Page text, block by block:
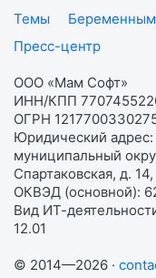
Темы
Беременным
Пресс-центр
ООО «Мам Софт»
ИНН/КПП
ОГРН
Юридический адрес:
муниципальный
Спартаковская, д.
ОКВЭД (основной):
Вид ИТ-
12.01
© 2014—2026 ·